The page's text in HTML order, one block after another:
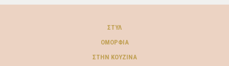
ΣΤΥΛ
ΟΜΟΡΦΙΆ
ΣΤΗΝ ΚΟΥΖΊΝΑ